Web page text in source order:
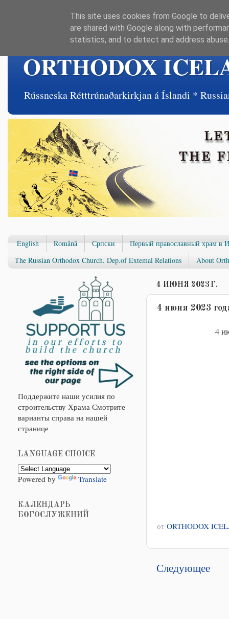
ORTHODOX
Rússneska Rétttrúnaðarkirkjan á Íslandi *
English Română Српски
Первый православный храм в
The Russian Orthodox Church. Dep.of Extemal Relations
About
4 ИЮНЯ 2023 Г.
4 июня 2023
4
от ORTHODOX
Следующее
Поддержите наши усилия по
строительству Храма Смотрите
варианты справа на нашей
странице
LANGUAGE CHOICE
Powered by Translate
КАЛЕНДАРЬ
БОГОСЛУЖЕНИЙ
This site uses cookies from Google to
are shared with Google along with
statistics, and to detect and address abuse.